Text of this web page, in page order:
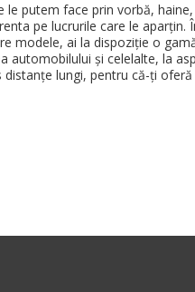
putem face prin vorbă,
pe lucrurile care le
modele, ai la dispoziție o
automobilului și celelalte, la
lungi, pentru că-ți